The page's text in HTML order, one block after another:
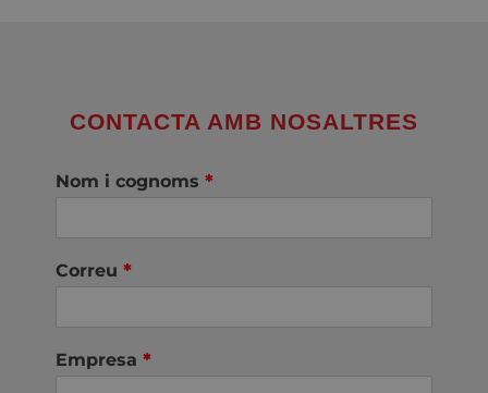
CONTACTA AMB NOSALTRES
Nom i cognoms *
Correu *
Empresa *